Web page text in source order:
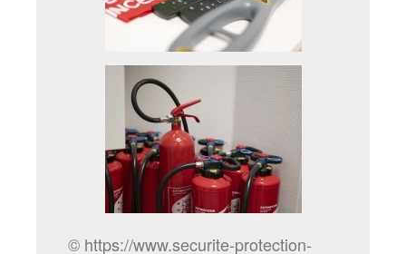
© https://www.securite-protection-